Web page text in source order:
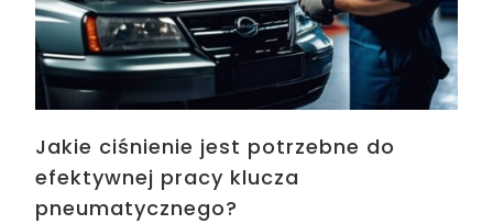
Jakie ciśnienie jest potrzebne do
efektywnej pracy klucza
pneumatycznego?